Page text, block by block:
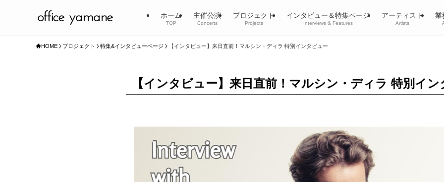
ホーム
TOP
主催公演
Concerts
プロジェクト
Projects
インタビュー＆特集ページ
Interviews & Features
アーティスト
Artists
業
HOME プロジェクト 特集&インタビューページ 【インタビュー】来日直前！マルシン・ディラ 特別インタビュー
【インタビュー】来日直前！マルシン・ディラ 特別イン